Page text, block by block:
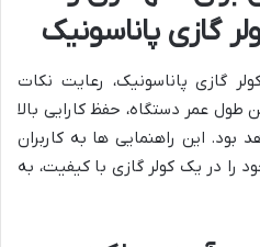
گازی پاناسونیک
گازی پاناسونیک، رعایت نکات
عمر دستگاه، حفظ کارایی بالا
این راهنمایی ها به کاربران
را در یک کولر گازی با کیفیت، به